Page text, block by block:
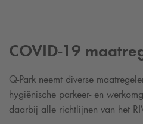
COVID-19
Q-Park neemt diverse
hygiënische parkeer- en
daarbij alle richtlijnen van het